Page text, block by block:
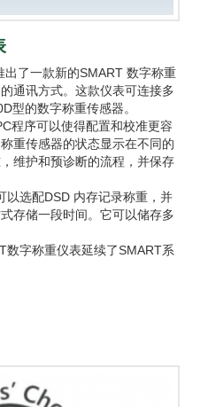
了一款新的SMART 数字称重
通讯方式。这款仪表可连接多
型的数字称重传感器。
程序可以使得配置和校准更容
重传感器的状态显示在不同的
维护和预诊断的流程，并保存
以选配DSD 内存记录称重，并
存储一段时间。它可以储存多
数字称重仪表延续了SMART系